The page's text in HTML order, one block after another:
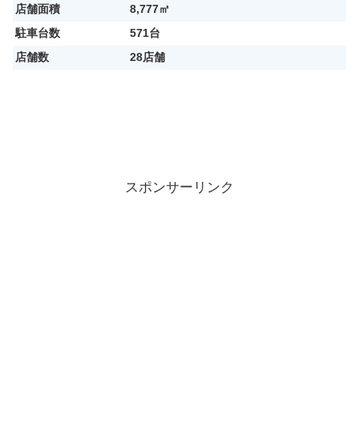
店舗面積
8,777㎡
駐車台数
571台
店舗数
28店舗
スポンサーリンク